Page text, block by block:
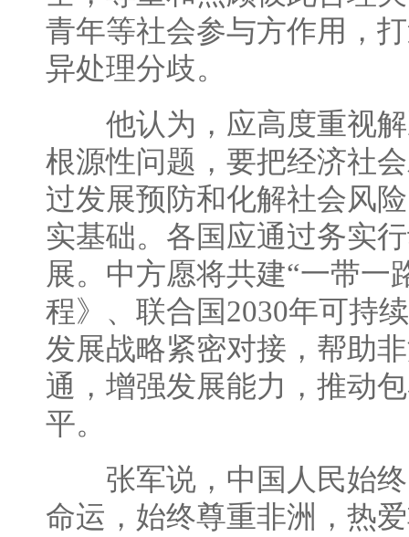
青年等社会参与方作用，
异处理分歧。
他认为，应高度重视解
根源性问题，要把经济社
过发展预防和化解社会风
实基础。各国应通过务实
展。中方愿将共建“一带一
程》、联合国2030年可持
发展战略紧密对接，帮助
通，增强发展能力，推动
平。
张军说，中国人民始终
命运，始终尊重非洲，热